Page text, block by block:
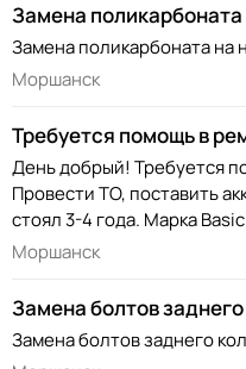
Замена поликарбоната
Замена поликарбоната на
Моршанск
Требуется помощь в
День добрый! Требуется
Провести ТО, поставить
стоял 3-4 года. Марка
Моршанск
Замена болтов
Замена болтов заднего